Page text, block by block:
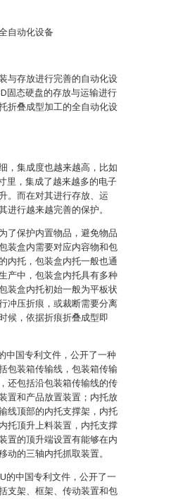
自动化设备
与存放进行完善的自动化设
固态硬盘的存放与运输进行
折叠成型加工的全自动化设
，集成度也越来越高，比如
里，集成了越来越多的电子
。而在对其进行存放、运
进行越来越完善的保护。
了保护内置物品，避免物品
装盒内需要对应内容物和包
内托，包装盒内托一般也通
产中，包装盒内托具有多种
装盒内托初始一般为平板状
冲压折痕，或裁断需要分离
候，依据折痕折叠成型即
中国专利文件，公开了一种
包装箱传输线，包装箱传输
还包括沿包装箱传输线的传
置和产品放置装置；内托放
线顶部的内托支撑架，内托
托顶升上料装置，内托支撑
置的顶升端设置有能够在内
动的三轴内托抓取装置。
的中国专利文件，公开了一
支架、框架、传动装置和包